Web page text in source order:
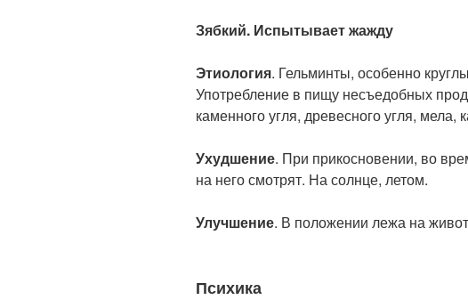
Зябкий. Испытывает жажду
Этиология. Гельминты, особенно
Употребление в пищу несъедобных
каменного угля, древесного угля, мела,
Ухудшение. При прикосновении, во
на него смотрят. На солнце, летом.
Улучшение. В положении лежа на
Психика